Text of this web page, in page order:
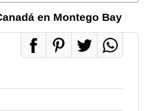
en Montego Bay